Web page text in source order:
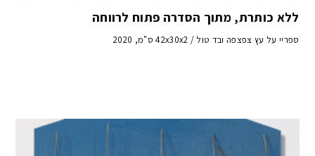
ללא כותרת, מתוך הסדרה פתוח לרווחה
ספריי על עץ צפצפה ובד טול / 42x30x2 ס"מ, 2020